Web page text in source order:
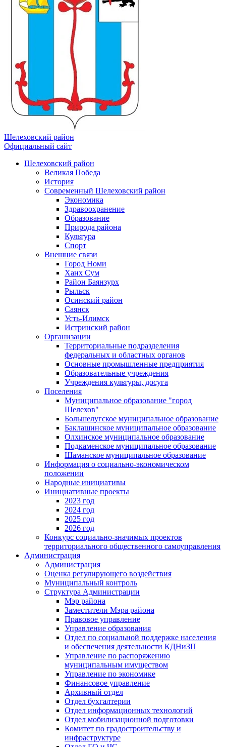
Шелеховский район
Официальный сайт
Шелеховский район
Великая Победа
История
Современный Шелеховский район
Экономика
Здравоохранение
Образование
Природа района
Культура
Спорт
Внешние связи
Город Номи
Ханх Сум
Район Баянзурх
Рыльск
Осинский район
Саянск
Усть-Илимск
Истринский район
Организации
Территориальные подразделения
федеральных и областных органов
Основные промышленные предприятия
Образовательные учреждения
Учреждения культуры, досуга
Поселения
Муниципальное образование "город
Шелехов"
Большелугское муниципальное образование
Баклашинское муниципальное образование
Олхинское муниципальное образование
Подкаменское муниципальное образование
Шаманское муниципальное образование
Информация о социально-экономическом
положении
Народные инициативы
Инициативные проекты
2023 год
2024 год
2025 год
2026 год
Конкурс социально-значимых проектов
территориального общественного самоуправления
Администрация
Администрация
Оценка регулирующего воздействия
Муниципальный контроль
Структура Администрации
Мэр района
Заместители Мэра района
Правовое управление
Управление образования
Отдел по социальной поддержке населения
и обеспечения деятельности КДНиЗП
Управление по распоряжению
муниципальным имуществом
Управление по экономике
Финансовое управление
Архивный отдел
Отдел бухгалтерии
Отдел информационных технологий
Отдел мобилизационной подготовки
Комитет по градостроительству и
инфраструктуре